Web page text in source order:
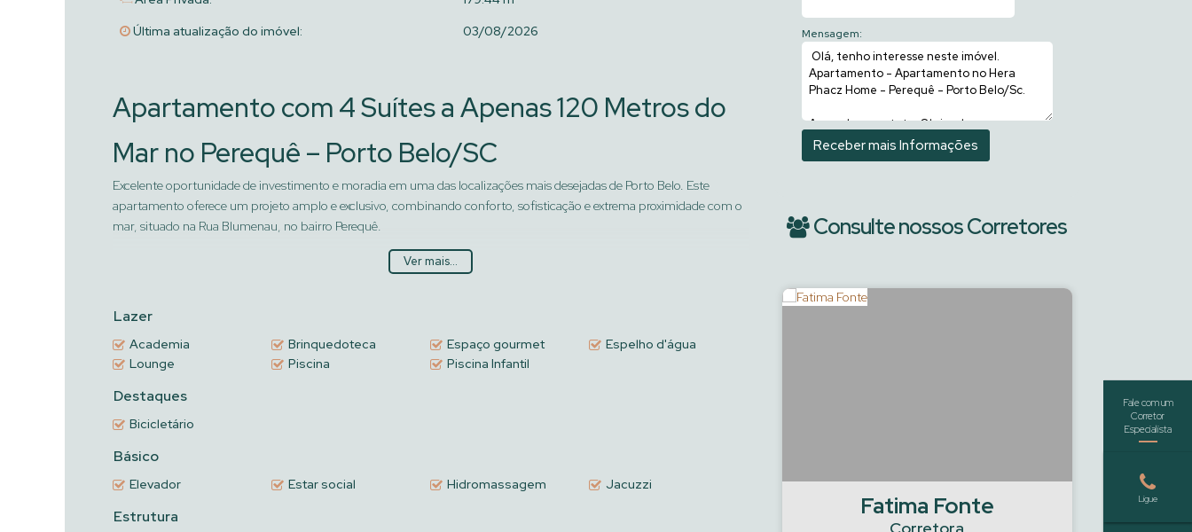
Última atualização do imóvel:
03/08/2026
Apartamento com 4 Suítes a Apenas 120 Metros do
Mar no Perequê – Porto Belo/SC
Excelente oportunidade de investimento e moradia em uma das localizações mais desejadas de Porto Belo. Este
apartamento oferece um projeto amplo e exclusivo, combinando conforto, sofisticação e extrema proximidade com o
mar, situado na Rua Blumenau, no bairro Perequê.
Área Privativa:
Banheiros:
5 banheiros no total.
Vagas de Garagem:
3 vagas de garagem.
Mobiliário:
Detalhes do Empreendimento e Edifício
Empreendimento:
Hera Phacz Home
Incorporação:
Ver mais...
Lazer
Academia Brinquedoteca Espaço gourmet
Espelho d'água
Lounge
Piscina Piscina Infantil
Destaques
Bicicletário
Básico
Elevador Estar social Hidromassagem Jacuzzi
Estrutura
Mensagem:
Consulte nossos Corretores
Fatima Fonte